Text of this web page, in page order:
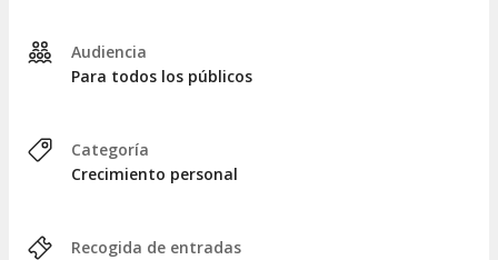
Audiencia
Para todos los públicos
Categoría
Crecimiento personal
Recogida de entradas